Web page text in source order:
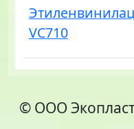
VC710
© ООО